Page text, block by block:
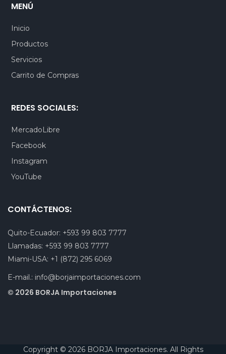
MENÚ
Inicio
Productos
Servicios
Carrito de Compras
REDES SOCIALES:
MercadoLibre
Facebook
Instagram
YouTube
CONTÁCTENOS:
Quito-Ecuador: +593 99 803 7777
Llamadas: +593 99 803 7777
Miami-USA: +1 (872) 295 6069
E-mail.: info@borjaimportaciones.com
© 2026 BORJA Importaciones
Copyright © 2026 BORJA Importaciones. All Rights